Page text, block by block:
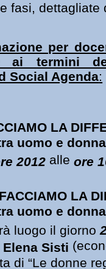
fasi, dettagliate
per
ai termini
Social Agenda:
LA
uomo e
2012 alle ore
LA
uomo e donna
luogo il giorno
Elena Sisti
di “Le donne